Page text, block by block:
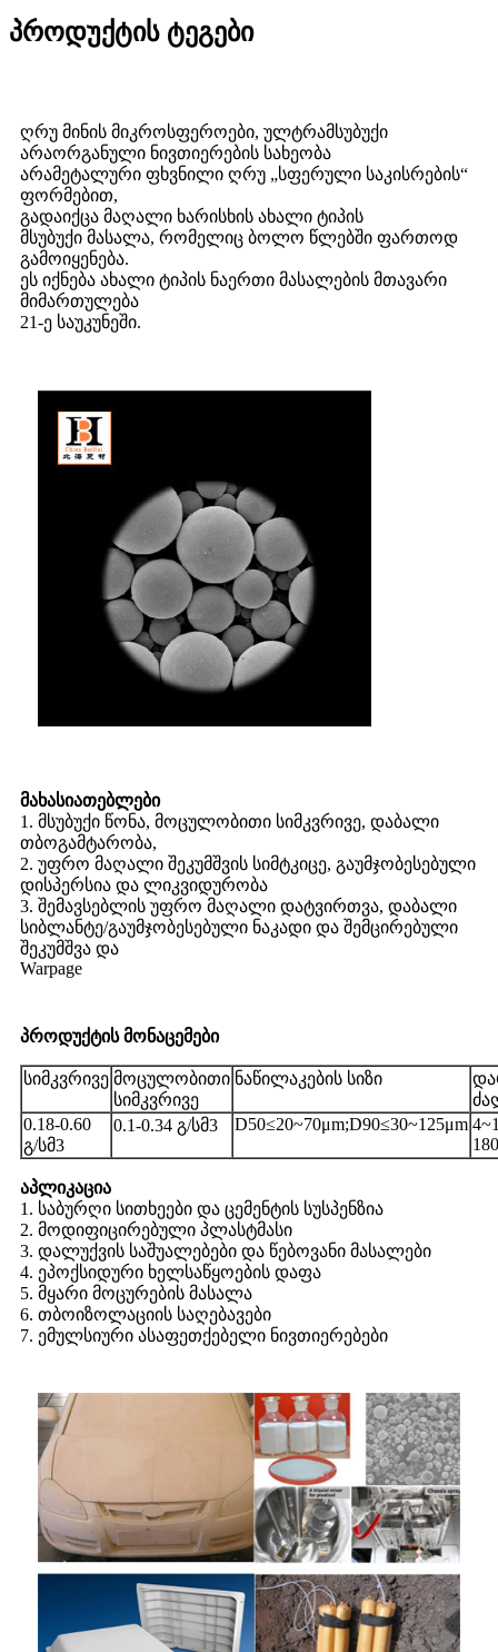
პროდუქტის ტეგები
ღრუ მინის მიკროსფეროები, ულტრამსუბუქი
არაორგანული ნივთიერების სახეობა
არამეტალური ფხვნილი ღრუ „სფერული საკისრების“
ფორმებით,
გადაიქცა მაღალი ხარისხის ახალი ტიპის
მსუბუქი მასალა, რომელიც ბოლო წლებში ფართოდ
გამოიყენება.
ეს იქნება ახალი ტიპის ნაერთი მასალების მთავარი
მიმართულება
21-ე საუკუნეში.
მახასიათებლები
1. მსუბუქი წონა, მოცულობითი სიმკვრივე, დაბალი
თბოგამტარობა,
2. უფრო მაღალი შეკუმშვის სიმტკიცე, გაუმჯობესებული
დისპერსია და ლიკვიდურობა
3. შემავსებლის უფრო მაღალი დატვირთვა, დაბალი
სიბლანტე/გაუმჯობესებული ნაკადი და შემცირებული
შეკუმშვა და
Warpage
პროდუქტის მონაცემები
სიმკვრივე მოცულობითი
სიმკვრივე
ნაწილაკების სიზი
0.18-0.60
გ/სმ3
0.1-0.34 გ/სმ3 D50≤20~70μm;D90≤30~125μm
აპლიკაცია
1. საბურღი სითხეები და ცემენტის სუსპენზია
2. მოდიფიცირებული პლასტმასი
3. დალუქვის საშუალებები და წებოვანი მასალები
4. ეპოქსიდური ხელსაწყოების დაფა
5. მყარი მოცურების მასალა
6. თბოიზოლაციის საღებავები
7. ემულსიური ასაფეთქებელი ნივთიერებები